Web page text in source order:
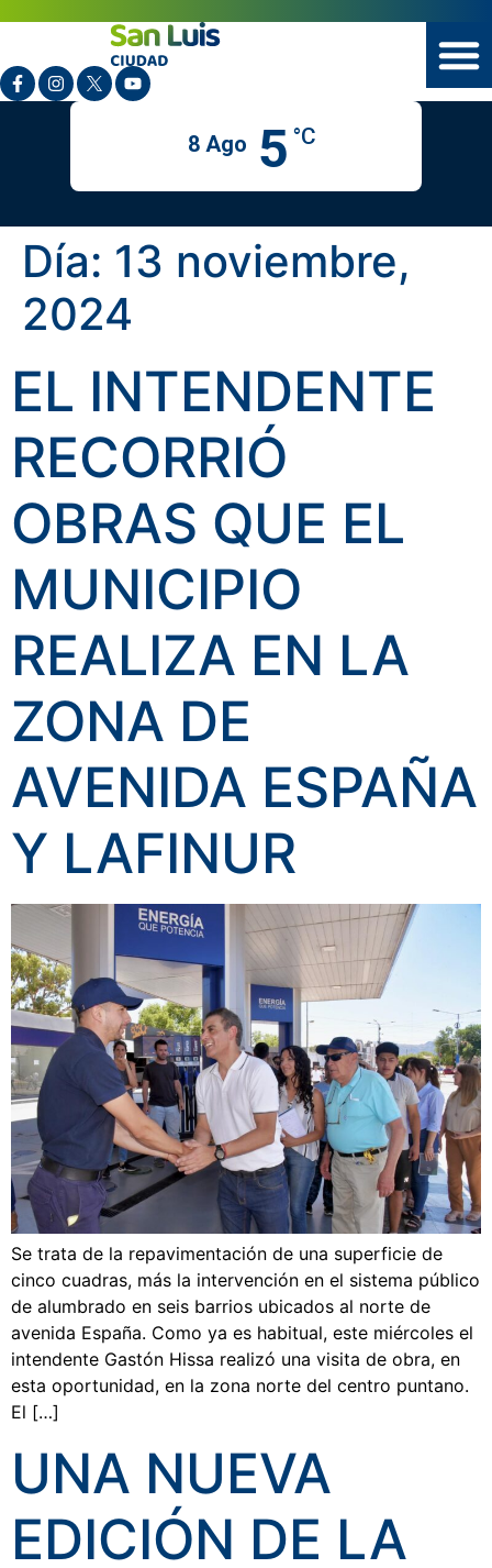
8 Ago 5 °C
Día: 13 noviembre,
2024
EL INTENDENTE
RECORRIÓ
OBRAS QUE EL
MUNICIPIO
REALIZA EN LA
ZONA DE
AVENIDA ESPAÑA
Y LAFINUR
Se trata de la repavimentación de una superficie de
cinco cuadras, más la intervención en el sistema público
de alumbrado en seis barrios ubicados al norte de
avenida España. Como ya es habitual, este miércoles el
intendente Gastón Hissa realizó una visita de obra, en
esta oportunidad, en la zona norte del centro puntano.
El […]
UNA NUEVA
EDICIÓN DE LA